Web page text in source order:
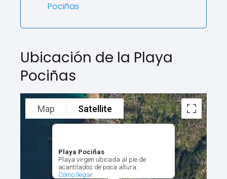
Pociñas
Ubicación de la Playa
Pociñas
Playa Pociñas
Playa virgen ubicada al pie de
acantilados de poca altura.
Cómo llegar
Map Satellite